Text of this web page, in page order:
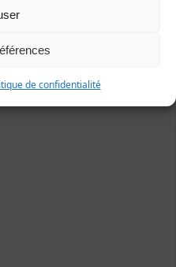
de confidentialité